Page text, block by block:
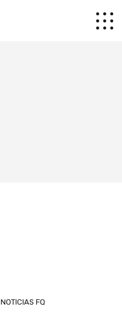
NOTICIAS FQ